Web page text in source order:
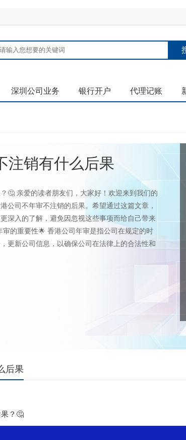
深圳公司业务 银行开户 代理记账
注销有什么后果
🤔 亲爱的读者朋友们，大家好！欢迎来到我们的
公司不年审不注销的后果。希望通过这篇文章，
深入的了解，避免因忽视这些事项而给自己带来
的重要性🌟 香港公司年审是指公司在规定的时
更新公司信息，以确保公司在法律上的合法性和
后果
？🤔